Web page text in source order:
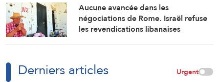
Aucune avancée dans les
négociations de Rome. Israël refuse
les revendications libanaises
Derniers articles Urgent